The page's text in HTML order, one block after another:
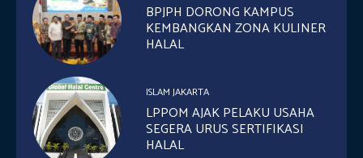
BPJPH DORONG KAMPUS
KEMBANGKAN ZONA KULINER
HALAL
ISLAM JAKARTA
LPPOM AJAK PELAKU USAHA
SEGERA URUS SERTIFIKASI
HALAL